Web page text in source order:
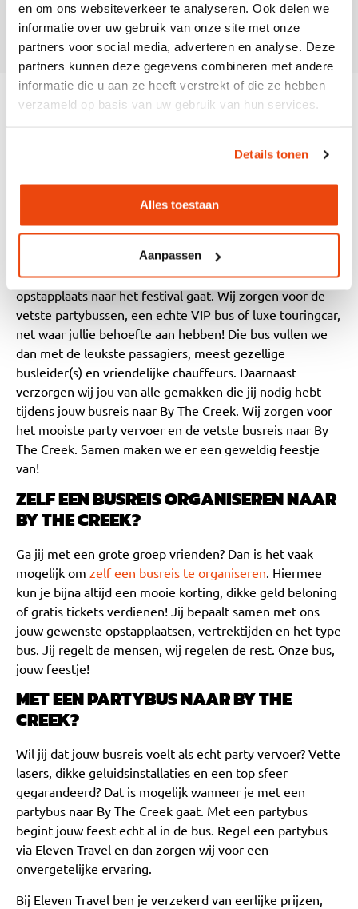
en om ons websiteverkeer te analyseren. Ook delen we
informatie over uw gebruik van onze site met onze
partners voor social media, adverteren en analyse. Deze
partners kunnen deze gegevens combineren met andere
informatie die u aan ze heeft verstrekt of die ze hebben
verzameld op basis van uw gebruik van hun services.
Details tonen
Alles toestaan
Aanpassen
Zitten we met onze groep bij elkaar?
DE GEZELLIGSTE BUSREIS NAAR BY
THE CREEK
weten dat je de leukste en best verzorgde busreis naar
een festival meemaakt? Ga dan met onze busreizen mee!
Eleven Travel zorgt er voor dat jij zonder zorgen van de
opstapplaats naar het festival gaat. Wij zorgen voor de
vetste partybussen, een echte VIP bus of luxe touringcar,
net waar jullie behoefte aan hebben! Die bus vullen we
dan met de leukste passagiers, meest gezellige
busleider(s) en vriendelijke chauffeurs. Daarnaast
verzorgen wij jou van alle gemakken die jij nodig hebt
tijdens jouw busreis naar By The Creek. Wij zorgen voor
het mooiste party vervoer en de vetste busreis naar By
The Creek. Samen maken we er een geweldig feestje
van!
ZELF EEN BUSREIS ORGANISEREN NAAR
BY THE CREEK?
Ga jij met een grote groep vrienden? Dan is het vaak
mogelijk om zelf een busreis te organiseren . Hiermee
kun je bijna altijd een mooie korting, dikke geld beloning
of gratis tickets verdienen! Jij bepaalt samen met ons
jouw gewenste opstapplaatsen, vertrektijden en het type
bus. Jij regelt de mensen, wij regelen de rest. Onze bus,
jouw feestje!
MET EEN PARTYBUS NAAR BY THE
CREEK?
Wil jij dat jouw busreis voelt als echt party vervoer? Vette
lasers, dikke geluidsinstallaties en een top sfeer
gegarandeerd? Dat is mogelijk wanneer je met een
partybus naar By The Creek gaat. Met een partybus
begint jouw feest echt al in de bus. Regel een partybus
via Eleven Travel en dan zorgen wij voor een
onvergetelijke ervaring.
Bij Eleven Travel ben je verzekerd van eerlijke prijzen,